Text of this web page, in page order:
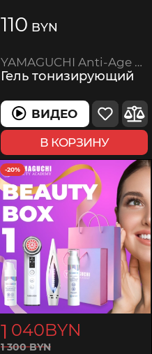
110 BYN
YAMAGUCHI Anti-Age Gel 100 мл
Гель тонизирующий
ВИДЕОВИДЕО
В КОРЗИНУ
-20%
1 040BYN
1 300BYN